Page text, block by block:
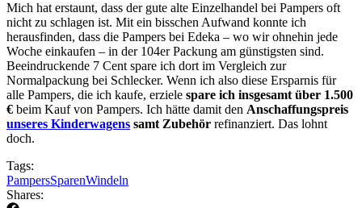
Mich hat erstaunt, dass der gute alte Einzelhandel bei Pampers oft
nicht zu schlagen ist. Mit ein bisschen Aufwand konnte ich
herausfinden, dass die Pampers bei Edeka – wo wir ohnehin jede
Woche einkaufen – in der 104er Packung am günstigsten sind.
Beeindruckende 7 Cent spare ich dort im Vergleich zur
Normalpackung bei Schlecker. Wenn ich also diese Ersparnis für
alle Pampers, die ich kaufe, erziele spare ich insgesamt über 1.500
€ beim Kauf von Pampers. Ich hätte damit den Anschaffungspreis
unseres Kinderwagens samt Zubehör refinanziert. Das lohnt
doch.
Tags:
PampersSparenWindeln
Shares: